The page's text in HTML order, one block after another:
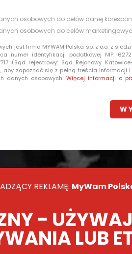
osobowych do celów danej
osobowych do celów
jest firma MYWAM Polska sp. z o.o. z
numer identyfikacji podatkowej NIP:
(Sąd rejestrowy: Sąd Rejonowy
aby zapoznać się z pełną treścią informacji
danych osobowych. Więcej informacji o
REKLAMĘ: MyWam
-
LUB